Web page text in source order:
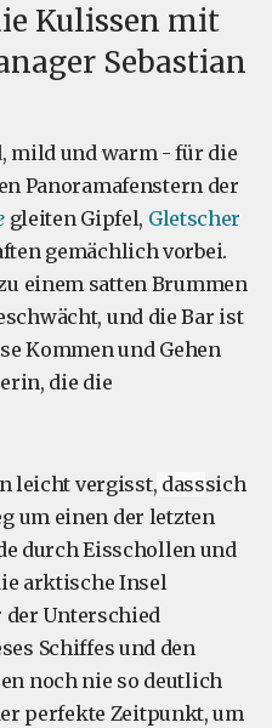
Kulissen mit
Sebastian
mild und warm - für die
Panoramafenstern der
gleiten Gipfel, Gletscher
gemächlich vorbei.
einem satten Brummen
und die Bar ist
Kommen und Gehen
die die
leicht vergisst, dasssich
um einen der letzten
durch Eisschollen und
arktische Insel
der Unterschied
Schiffes und den
noch nie so deutlich
perfekte Zeitpunkt, um